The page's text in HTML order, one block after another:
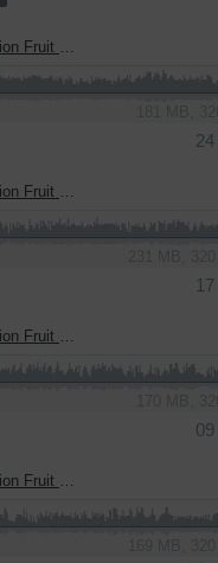
Sessions 4
Sessions 3
Sessions 2
Sessions 1